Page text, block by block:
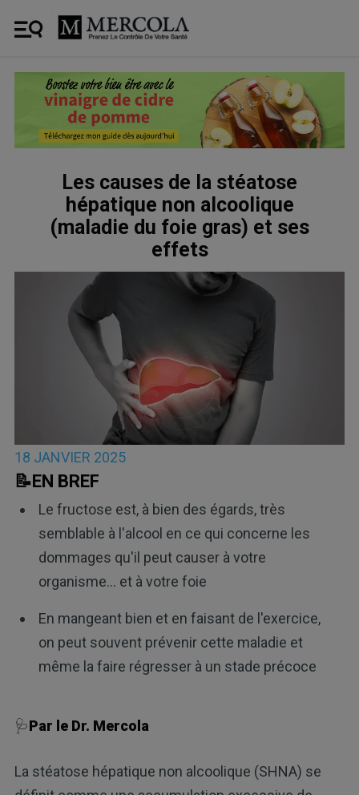
Les causes de la stéatose
hépatique non alcoolique
(maladie du foie gras) et ses
effets
18 JANVIER 2025
📝EN BREF
Le fructose est, à bien des égards, très
semblable à l'alcool en ce qui concerne les
dommages qu'il peut causer à votre
organisme... et à votre foie
En mangeant bien et en faisant de l'exercice,
on peut souvent prévenir cette maladie et
même la faire régresser à un stade précoce
🩺Par le Dr. Mercola
La stéatose hépatique non alcoolique (SHNA) se